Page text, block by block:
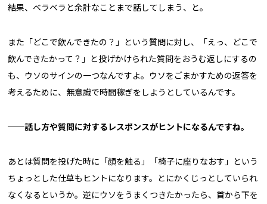
結果、ベラベラと余計なことまで話してしまう、と。
また「どこで飲んできたの？」という質問に対し、「えっ、どこで
飲んできたかって？」と投げかけられた質問をおうむ返しにするの
も、ウソのサインの一つなんですよ。ウソをごまかすための返答を
考えるために、無意識で時間稼ぎをしようとしているんです。
──話し方や質問に対するレスポンスがヒントになるんですね。
あとは質問を投げた時に「顔を触る」「椅子に座りなおす」という
ちょっとした仕草もヒントになります。とにかくじっとしていられ
なくなるというか。逆にウソをうまくつきたかったら、首から下を